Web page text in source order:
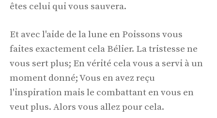
êtes celui qui vous sauvera.
Et avec l'aide de la lune en Poissons vous
faites exactement cela Bélier. La tristesse ne
vous sert plus; En vérité cela vous a servi à un
moment donné; Vous en avez reçu
l'inspiration mais le combattant en vous en
veut plus. Alors vous allez pour cela.